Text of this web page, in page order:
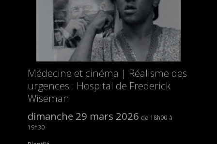
Médecine et cinéma | Réalisme des
urgences : Hospital de Frederick
Wiseman
dimanche 29 mars 2026
18h00
19h30